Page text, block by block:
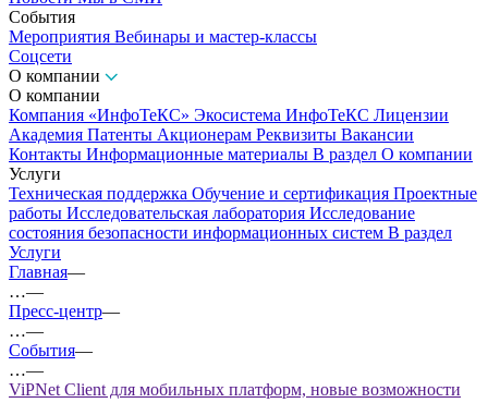
События
Мероприятия Вебинары и мастер-классы
Соцсети
О компании
О компании
Компания «ИнфоТеКС» Экосистема ИнфоТеКС Лицензии
Академия Патенты Акционерам Реквизиты Вакансии
Контакты Информационные материалы В раздел О компании
Услуги
Техническая поддержка Обучение и сертификация Проектные
работы Исследовательская лаборатория Исследование
состояния безопасности информационных систем В раздел
Услуги
Главная—
…—
Пресс-центр—
…—
События—
…—
ViPNet Client для мобильных платформ, новые возможности